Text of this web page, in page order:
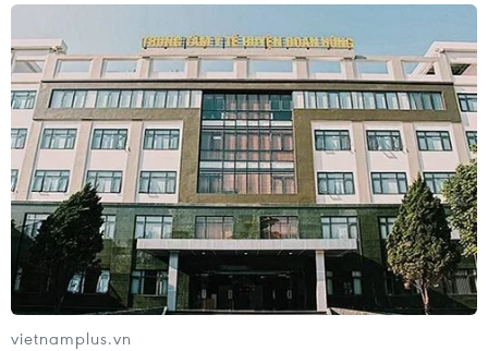
10/09/2019 09:28
Các sản phẩm công nghiệp nông thôn tiêu biểu sẽ được
tham gia các chương trình kết nối, hội chợ bán buôn,
bán lẻ, cũng như khuyến khích các sản phẩm này tham
gia các hội chợ, Triển lãm.
vietnamplus.vn